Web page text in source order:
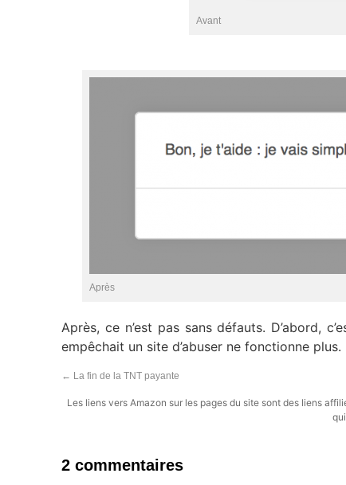
Avant
Après
Après, ce n’est pas sans défauts. D’abord,
empêchait un site d’abuser ne fonctionne plus.
← La fin de la TNT payante
Les liens vers Amazon sur les pages du site sont des liens
2 commentaires